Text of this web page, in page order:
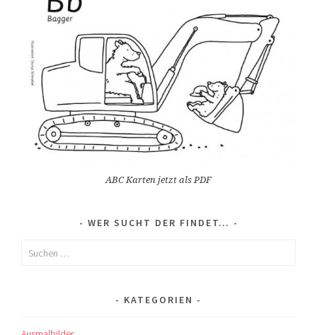
ABC Karten jetzt als PDF
WER SUCHT DER FINDET…
Suchen
KATEGORIEN